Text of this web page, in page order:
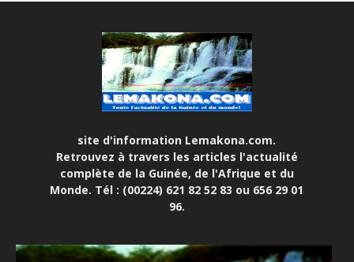
site d'information Lemakona.com.
Retrouvez à travers les articles l'actualité
complète de la Guinée, de l'Afrique et du
Monde. Tél : (00224) 621 82 52 83 ou 656 29 01
96.